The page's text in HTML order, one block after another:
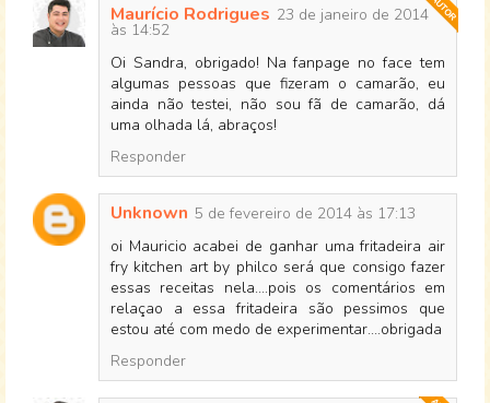
Maurício Rodrigues 23 de janeiro de 2014
às 14:52
Oi Sandra, obrigado! Na fanpage no face tem
algumas pessoas que fizeram o camarão, eu
ainda não testei, não sou fã de camarão, dá
uma olhada lá, abraços!
Responder
Unknown 5 de fevereiro de 2014 às 17:13
oi Mauricio acabei de ganhar uma fritadeira air
fry kitchen art by philco será que consigo fazer
essas receitas nela....pois os comentários em
relaçao a essa fritadeira são pessimos que
estou até com medo de experimentar....obrigada
Responder